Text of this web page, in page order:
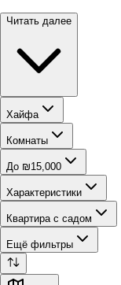
Читать далее
Хайфа
Комнаты
До ₪15,000
Характеристики
Квартира с садом
Ещё фильтры